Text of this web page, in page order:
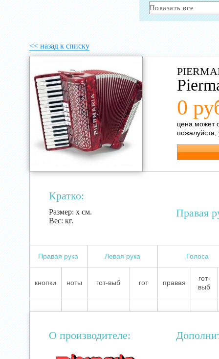
<< назад к списку
0
цена может
пожалуйста,
Кратко:
Размер: х см.
Вес: кг.
Правая
Правая рука Левая рука Голоса
кнопки ноты гот-выб гот правая
гот-
выб
О производителе: